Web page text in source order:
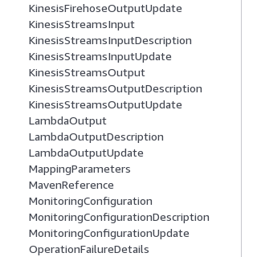
KinesisFirehoseOutputUpdate
KinesisStreamsInput
KinesisStreamsInputDescription
KinesisStreamsInputUpdate
KinesisStreamsOutput
KinesisStreamsOutputDescription
KinesisStreamsOutputUpdate
LambdaOutput
LambdaOutputDescription
LambdaOutputUpdate
MappingParameters
MavenReference
MonitoringConfiguration
MonitoringConfigurationDescription
MonitoringConfigurationUpdate
OperationFailureDetails